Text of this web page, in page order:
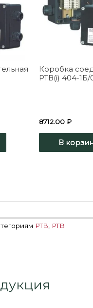
Коробка
РТВ(i) 404-
8712.00 ₽
В
РТВ, РТВ